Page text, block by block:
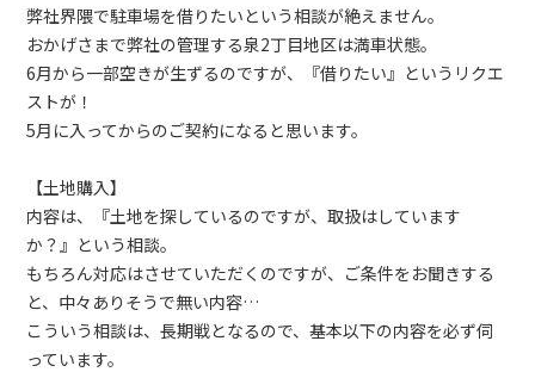
弊社界隈で駐車場を借りたいという相談が絶えません。
おかげさまで弊社の管理する泉2丁目地区は満車状態。
6月から一部空きが生ずるのですが、『借りたい』というリクエ
ストが！
5月に入ってからのご契約になると思います。
【土地購入】
内容は、『土地を探しているのですが、取扱はしています
か？』という相談。
もちろん対応はさせていただくのですが、ご条件をお聞きする
と、中々ありそうで無い内容…
こういう相談は、長期戦となるので、基本以下の内容を必ず伺
っています。